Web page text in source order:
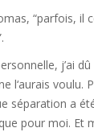
“parfois, il
j’ai dû
l‘aurais voulu.
séparation a
pour moi. Et